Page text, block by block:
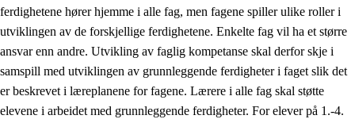
ferdighetene hører hjemme i alle fag, men fagene spiller ulike roller i
utviklingen av de forskjellige ferdighetene. Enkelte fag vil ha et større
ansvar enn andre. Utvikling av faglig kompetanse skal derfor skje i
samspill med utviklingen av grunnleggende ferdigheter i faget slik det
er beskrevet i læreplanene for fagene. Lærere i alle fag skal støtte
elevene i arbeidet med grunnleggende ferdigheter. For elever på 1.-4.